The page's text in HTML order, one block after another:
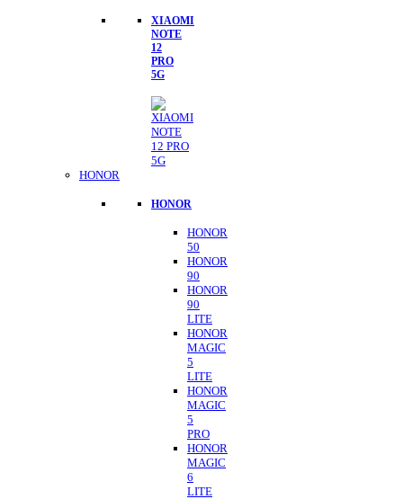
XIAOMI
NOTE
12
PRO
5G
HONOR
HONOR
HONOR
50
HONOR
90
HONOR
90
LITE
HONOR
MAGIC
5
LITE
HONOR
MAGIC
5
PRO
HONOR
MAGIC
6
LITE